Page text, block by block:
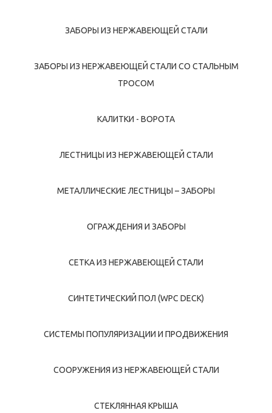
ЗАБОРЫ ИЗ НЕРЖАВЕЮЩЕЙ СТАЛИ
ЗАБОРЫ ИЗ НЕРЖАВЕЮЩЕЙ СТАЛИ СО СТАЛЬНЫМ
ТРОСОМ
КАЛИТКИ - ВОРОТА
ЛЕСТНИЦЫ ИЗ НЕРЖАВЕЮЩЕЙ СТАЛИ
МЕТАЛЛИЧЕСКИЕ ЛЕСТНИЦЫ – ЗАБОРЫ
ОГРАЖДЕНИЯ И ЗАБОРЫ
СЕТКА ИЗ НЕРЖАВЕЮЩЕЙ СТАЛИ
СИНТЕТИЧЕСКИЙ ПОЛ (WPC DECK)
СИСТЕМЫ ПОПУЛЯРИЗАЦИИ И ПРОДВИЖЕНИЯ
СООРУЖЕНИЯ ИЗ НЕРЖАВЕЮЩЕЙ СТАЛИ
СТЕКЛЯННАЯ КРЫША